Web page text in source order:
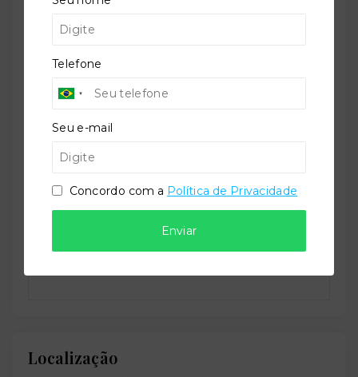
Residencial
Em construção
Localização
Telefone
Seu e-mail
Concordo com a Política de Privacidade
Enviar